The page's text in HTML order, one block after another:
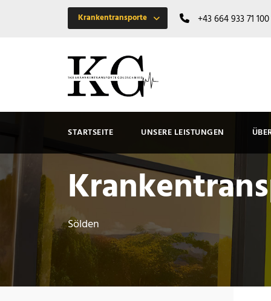
Krankentransporte +43 664 933 71 100
STARTSEITE UNSERE LEISTUNGEN
Sölden